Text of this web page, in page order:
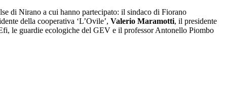
di Nirano a cui hanno partecipato: il sindaco di Fiorano
della cooperativa ‘L’Ovile’, Valerio Maramotti, il presidente
le guardie ecologiche del GEV e il professor Antonello Piombo